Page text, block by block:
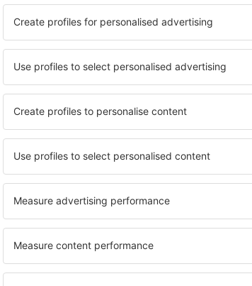
Unterkunftsbasis, in der
findet, die seinen Erwartungen
Hotel mit hohem Standard und
Hotels aus, die eine intime
garantieren? in Tröstau
jede Geldtasche buchen! Wählen
Standard des Hotels sowie die
aus und die Möglichkeit
der Buchung. Hotels in Tröstau
der beliebtesten
abseits der Masse. Perfekt für
als Ausgangspunkt für Ausflüge
ein Hotel für sich aus und bereiten
oder Geschäftsreise vor!
die
die